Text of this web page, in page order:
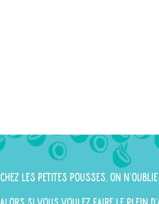
Chez Les Petites Pousses, on